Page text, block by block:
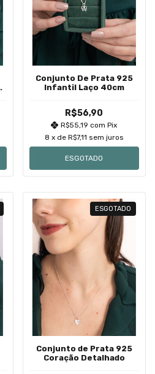
Conjunto De Prata 925
Infantil Laço 40cm
R$56,90
R$55,19com Pix
8 x de R$7,11 sem juros
ESGOTADO
ESGOTADO
Conjunto de Prata 925
Coração Detalhado